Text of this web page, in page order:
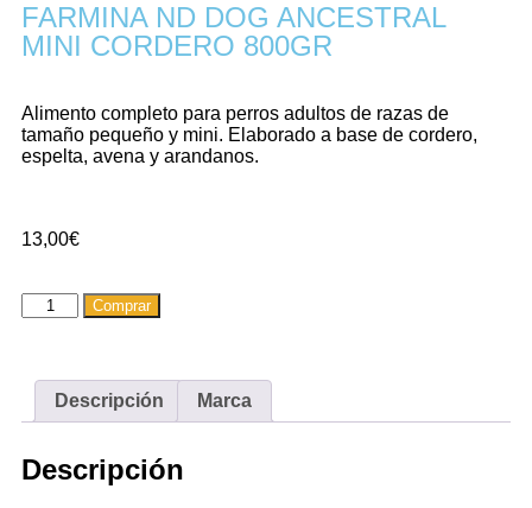
FARMINA ND DOG ANCESTRAL
MINI CORDERO 800GR
Alimento completo para perros adultos de razas de
tamaño pequeño y mini. Elaborado a base de cordero,
espelta, avena y arandanos.
13,00€
Comprar
Descripción Marca
Descripción